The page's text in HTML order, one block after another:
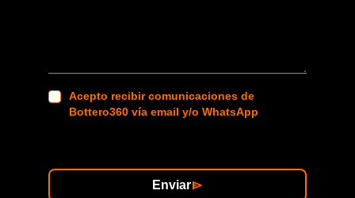
Acepto recibir comunicaciones de
Bottero360 vía email y/o WhatsApp
Enviar